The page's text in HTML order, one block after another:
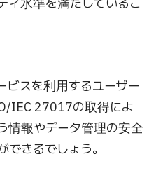
ビスを利用するユーザー
IEC 27017の取得によ
情報やデータ管理の安全
きるでしょう。